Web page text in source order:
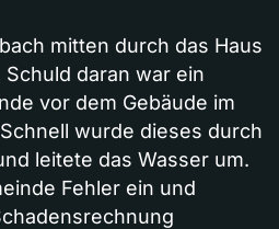
mitten durch das Haus
daran war ein
vor dem Gebäude im
wurde dieses durch
leitete das Wasser um.
Fehler ein und